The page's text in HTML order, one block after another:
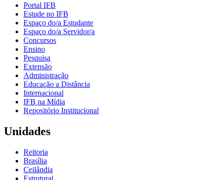
Portal IFB
Estude no IFB
Espaço do/a Estudante
Espaço do/a Servidor/a
Concursos
Ensino
Pesquisa
Extensão
Administração
Educação a Distância
Internacional
IFB na Mídia
Repositório Institucional
Unidades
Reitoria
Brasília
Ceilândia
Estrutural